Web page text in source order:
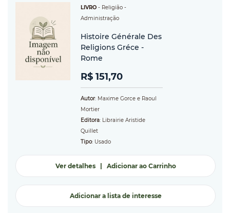
LIVRO - Religião -
Administração
Histoire Générale Des
Religions Gréce -
Rome
R$ 151,70
Autor: Maxime Gorce e Raoul
Mortier
Editora: Librairie Aristide
Quillet
Tipo: Usado
Ver detalhes| Adicionar ao Carrinho
Adicionar a lista de interesse